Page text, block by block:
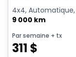
4x4,
9 000 km
Par semaine + tx
311 $